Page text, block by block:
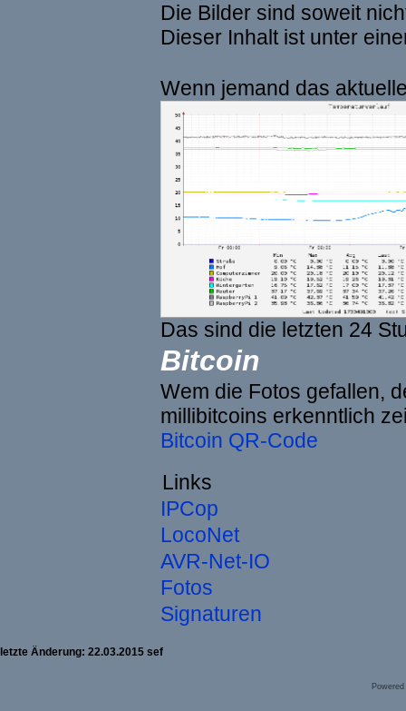
Die Bilder sind soweit
Dieser Inhalt ist unter
Wenn jemand das
Das sind die letzten 24
Bitcoin
Wem die Fotos gefallen,
millibitcoins erkenntlich
Bitcoin QR-Code
Links
IPCop
LocoNet
AVR-Net-IO
Fotos
Signaturen
letzte Änderung: 22.03.2015 sef